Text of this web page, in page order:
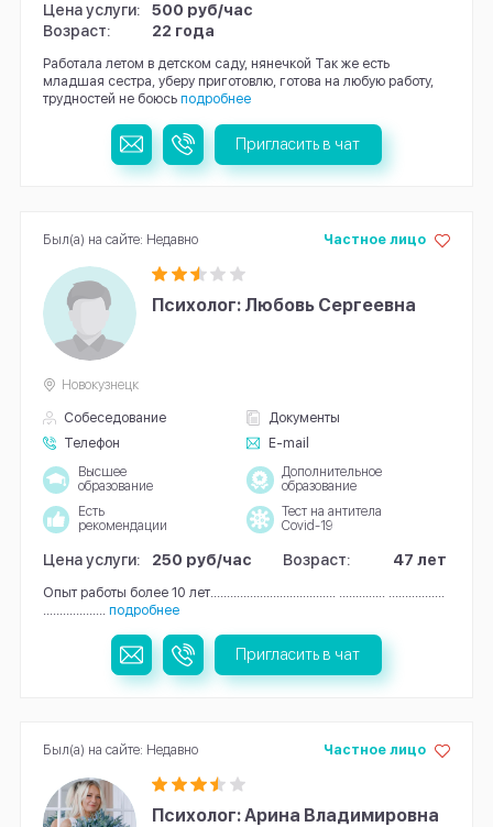
Цена услуги:
500 руб/час
Возраст:
22 года
Работала летом в детском саду, нянечкой Так же есть
младшая сестра, уберу приготовлю, готова на любую работу,
трудностей не боюсь подробнее
Пригласить в чат
Психолог: Любовь Сергеевна
Собеседование
Документы
Телефон
E-mail
Частное лицо
Новокузнецк
Высшее
образование
Дополнительное
образование
Есть
рекомендации
Тест на антитела
Covid-19
Цена услуги: 250 руб/час Возраст: 47 лет
Опыт работы более 10 лет...................................... .............. .................
подробнее
Был(а) на сайте: Недавно
Пригласить в чат
Психолог: Арина Владимировна
Частное лицо
Был(а) на сайте: Недавно